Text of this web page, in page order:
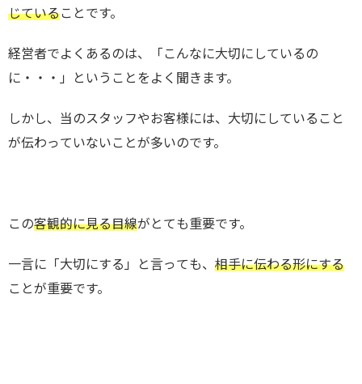
じていることです。
経営者でよくあるのは、「こんなに大切にしているの
に・・・」ということをよく聞きます。
しかし、当のスタッフやお客様には、大切にしていること
が伝わっていないことが多いのです。
この客観的に見る目線がとても重要です。
一言に「大切にする」と言っても、 相手に伝わる形にする
ことが重要です。